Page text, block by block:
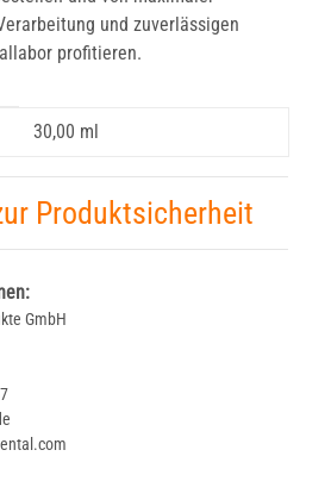
und zuverlässigen
profitieren.
30,00 ml
Produktsicherheit
GmbH